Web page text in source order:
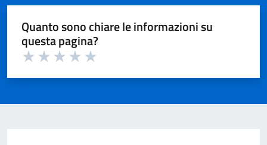
Quanto sono chiare le informazioni su
questa pagina?